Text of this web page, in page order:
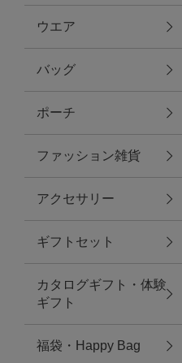
ファブリック
グリーン
バス＆ビューティー
バス＆ビューティー
タオル
ウエア＆バッグ
ウエア
レイングッズ
ウエア
バッグ
ポーチ
ファッション雑貨
アクセサリー
ギフトセット
カタログギフト・体験
ギフト
福袋・Happy Bag